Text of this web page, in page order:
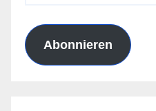
Abonnieren